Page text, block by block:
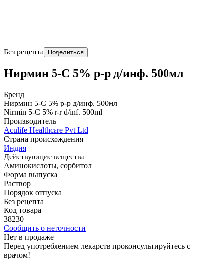
Без рецепта Поделиться
Нирмин 5-C 5% р-р д/инф. 500мл
Бренд
Нирмин 5-C 5% р-р д/инф. 500мл
Nirmin 5-C 5% r-r d/inf. 500ml
Производитель
Aculife Healthcare Pvt Ltd
Страна происхождения
Индия
Действующие вещества
Аминокислоты, сорбитол
Форма выпуска
Раствор
Порядок отпуска
Без рецепта
Код товара
38230
Сообщить о неточности
Нет в продаже
Перед употреблением лекарств проконсультируйтесь с
врачом!